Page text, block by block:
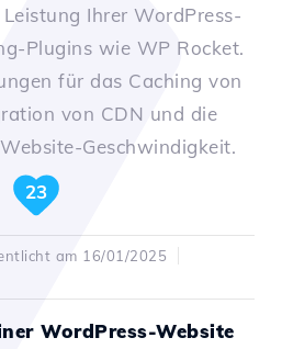
Ihrer WordPress-
Plugins wie WP Rocket.
für das Caching von
von CDN und die
Geschwindigkeit.
23
am 16/01/2025
WordPress-Website